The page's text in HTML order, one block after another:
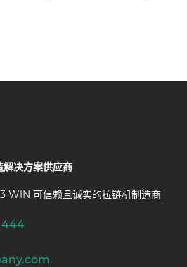
解决方案供应商
WIN 可信赖且诚实的拉链机制造商
444